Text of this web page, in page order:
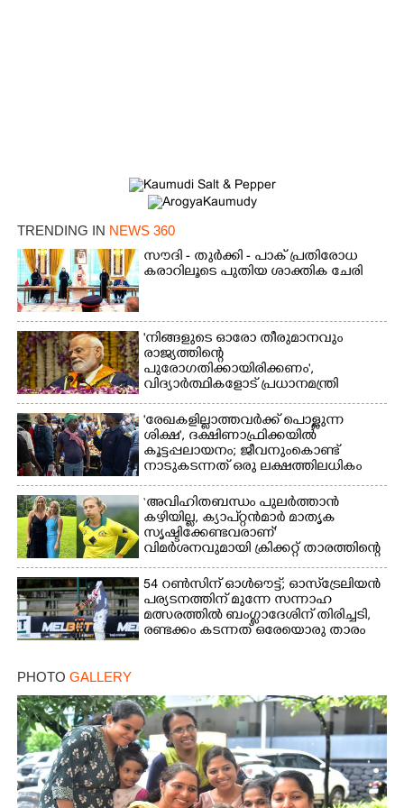
TRENDING IN NEWS 360
സൗദി - തുർക്കി - പാക് പ്രതിരോധ
കരാറിലൂടെ പുതിയ ശാക്തിക ചേരി
'നിങ്ങളുടെ ഓരോ തീരുമാനവും
രാജ്യത്തിന്റെ
പുരോഗതിക്കായിരിക്കണം',​
വിദ്യാർത്ഥികളോട് പ്രധാനമന്ത്രി
'രേഖകളില്ലാത്തവർക്ക് പൊള്ളുന്ന
ശിക്ഷ', ദക്ഷിണാഫ്രിക്കയിൽ
കൂട്ടപ്പലായനം; ജീവനുംകൊണ്ട്
നാടുകടന്നത് ഒരു ലക്ഷത്തിലധികം
പേർ
‘അവിഹിതബന്ധം പുലർത്താൻ
കഴിയില്ല,​ ക്യാപ്റ്റൻമാർ മാതൃക
സൃഷ്ടിക്കേണ്ടവരാണ്'
വിമർശനവുമായി ക്രിക്കറ്റ് താരത്തിന്റെ
ഭാര്യ
54 റൺസിന് ഓൾഔട്ട്; ഓസ്‌ട്രേലിയൻ
പര്യടനത്തിന് മുന്നേ സന്നാഹ
മത്സരത്തിൽ ബംഗ്ലാദേശിന് തിരിച്ചടി,
രണ്ടക്കം കടന്നത് ഒരേയൊരു താരം
PHOTO GALLERY